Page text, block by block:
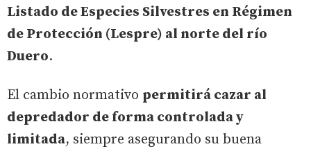
Listado de Especies Silvestres en Régimen
de Protección (Lespre) al norte del río
Duero.
El cambio normativo permitirá cazar al
depredador de forma controlada y
limitada, siempre asegurando su buena